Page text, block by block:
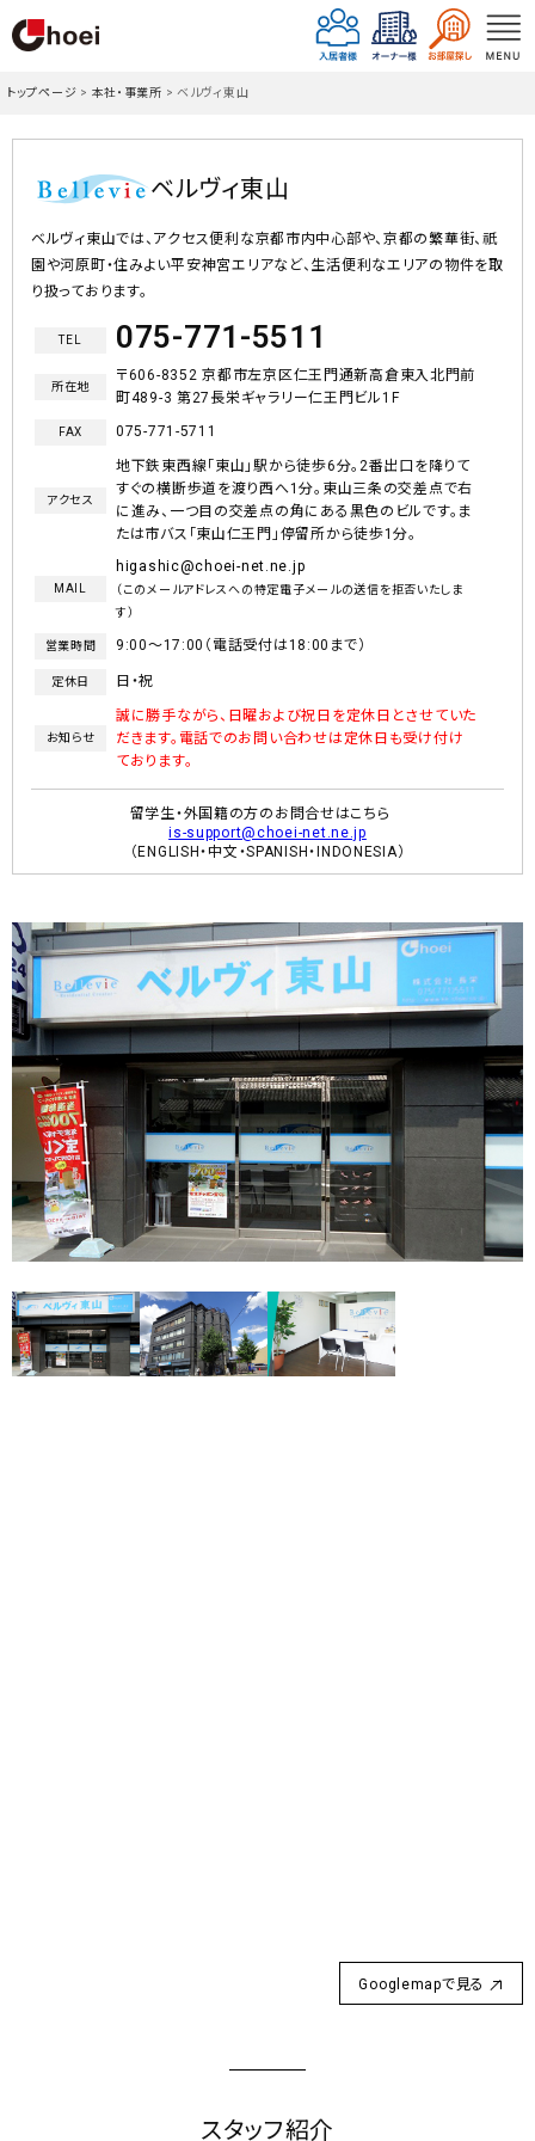
トップページ > 本社・事業所 > ベルヴィ東山
ベルヴィ東山
ベルヴィ東山では、アクセス便利な京都市内中心部や、京都の繁華街、祇
園や河原町・住みよい平安神宮エリアなど、生活便利なエリアの物件を取
り扱っております。
TEL 075-771-5511
所在地
〒606-8352 京都市左京区仁王門通新高倉東入北門前
町489-3 第27長栄ギャラリー仁王門ビル1F
FAX 075-771-5711
アクセス
地下鉄東西線「東山」駅から徒歩6分。2番出口を降りて
すぐの横断歩道を渡り西へ1分。東山三条の交差点で右
に進み、一つ目の交差点の角にある黒色のビルです。ま
たは市バス「東山仁王門」停留所から徒歩1分。
MAIL
higashic@choei-net.ne.jp
（このメールアドレスへの特定電子メールの送信を拒否いたしま
す）
営業時間 9:00～17:00（電話受付は18:00まで）
定休日 日・祝
お知らせ
誠に勝手ながら、日曜および祝日を定休日とさせていた
だきます。電話でのお問い合わせは定休日も受け付け
ております。
留学生・外国籍の方のお問合せはこちら
is-support@choei-net.ne.jp
（ENGLISH・中文・SPANISH・INDONESIA）
Googlemapで見る
スタッフ紹介